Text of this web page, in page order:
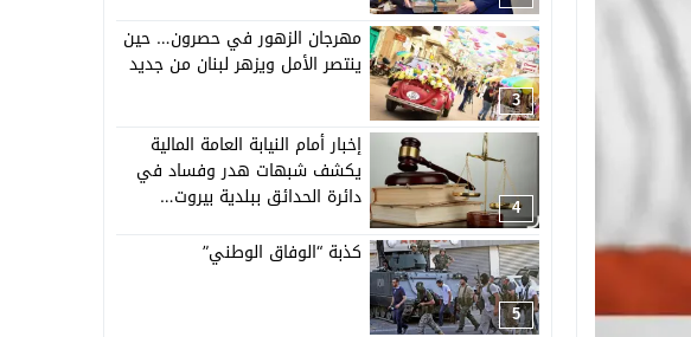
3
مهرجان الزهور في حصرون… حين
ينتصر الأمل ويزهر لبنان من جديد
4
إخبار أمام النيابة العامة المالية
يكشف شبهات هدر وفساد في
دائرة الحدائق ببلدية بيروت…
5
كذبة “الوفاق الوطني”